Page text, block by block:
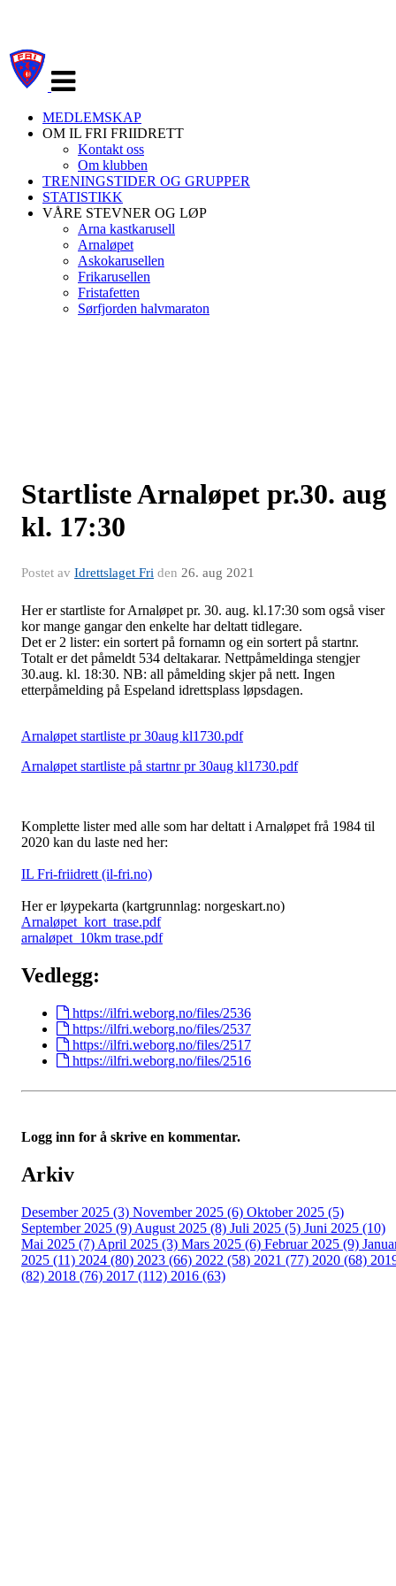
navigasjon
MEDLEMSKAP
OM IL FRI FRIIDRETT
Kontakt oss
Om klubben
TRENINGSTIDER OG GRUPPER
STATISTIKK
VÅRE STEVNER OG LØP
Arna kastkarusell
Arnaløpet
Askokarusellen
Frikarusellen
Fristafetten
Sørfjorden halvmaraton
Startliste Arnaløpet pr.30. aug
kl. 17:30
Postet av Idrettslaget Fri den 26. aug 2021
Her er startliste for Arnaløpet pr. 30. aug. kl.17:30 som også viser
kor mange gangar den enkelte har deltatt tidlegare.
Det er 2 lister: ein sortert på fornamn og ein sortert på startnr.
Totalt er det påmeldt 534 deltakarar. Nettpåmeldinga stengjer
30.aug. kl. 18:30. NB: all påmelding skjer på nett. Ingen
etterpåmelding på Espeland idrettsplass løpsdagen.
Arnaløpet startliste pr 30aug kl1730.pdf
Arnaløpet startliste på startnr pr 30aug kl1730.pdf
Komplette lister med alle som har deltatt i Arnaløpet frå 1984 til
2020 kan du laste ned her:
IL Fri-friidrett (il-fri.no)
Her er løypekarta (kartgrunnlag: norgeskart.no)
Arnaløpet_kort_trase.pdf
arnaløpet_10km trase.pdf
Vedlegg:
https://ilfri.weborg.no/files/2536
https://ilfri.weborg.no/files/2537
https://ilfri.weborg.no/files/2517
https://ilfri.weborg.no/files/2516
Logg inn for å skrive en kommentar.
Arkiv
Desember 2025 (3) November 2025 (6) Oktober 2025 (5)
September 2025 (9) August 2025 (8) Juli 2025 (5) Juni 2025 (10)
Mai 2025 (7) April 2025 (3) Mars 2025 (6) Februar 2025 (9)
2025 (11) 2024 (80) 2023 (66) 2022 (58) 2021 (77) 2020 (68)
(82) 2018 (76) 2017 (112) 2016 (63)